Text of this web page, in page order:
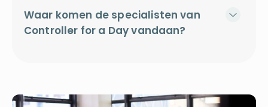
Waar komen de specialisten van
Controller for a Day vandaan?